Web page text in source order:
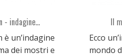
- indagine...
è un’indagine
dei mostri e
Il
Ecco
mondo